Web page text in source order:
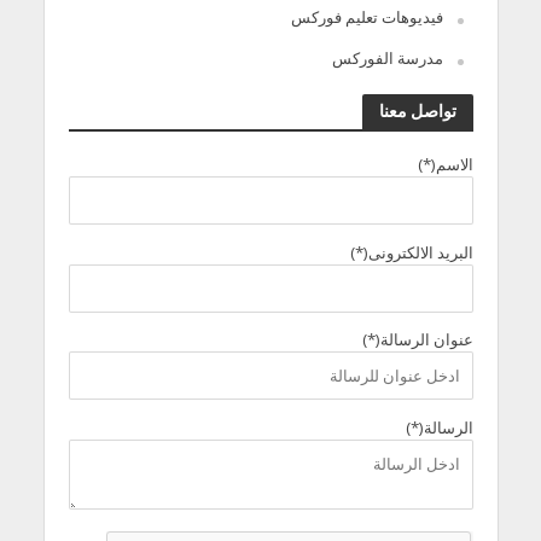
فيديوهات تعليم فوركس
مدرسة الفوركس
تواصل معنا
الاسم(*)
البريد الالكترونى(*)
عنوان الرسالة(*)
الرسالة(*)